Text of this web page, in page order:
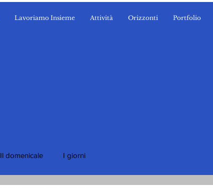
Lavoriamo Insieme Attività Orizzonti Portfolio
Il domenicale I giorni